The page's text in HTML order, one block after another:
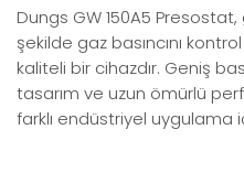
Dungs GW 150A5
şekilde gaz basıncını
kaliteli bir cihazdır. Geniş
tasarım ve uzun ömürlü
farklı endüstriyel uygulama